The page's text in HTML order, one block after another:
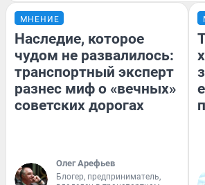
МНЕНИЕ
Наследие, которое
чудом не развалилось:
транспортный эксперт
разнес миф о «вечных»
советских дорогах
Олег Арефьев
Блогер, предприниматель,